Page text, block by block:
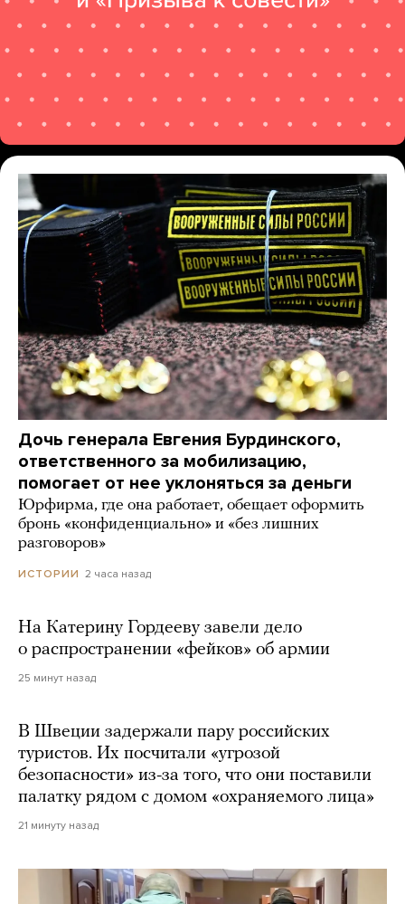
Дочь генерала Евгения Бурдинского,
ответственного за мобилизацию,
помогает от нее уклоняться за деньги
Юрфирма, где она работает, обещает оформить
бронь «конфиденциально» и «без лишних
разговоров»
ИСТОРИИ 2 часа назад
На Катерину Гордееву завели дело
о распространении «фейков» об армии
25 минут назад
В Швеции задержали пару российских
туристов. Их посчитали «угрозой
безопасности» из-за того, что они поставили
палатку рядом с домом «охраняемого лица»
21 минуту назад